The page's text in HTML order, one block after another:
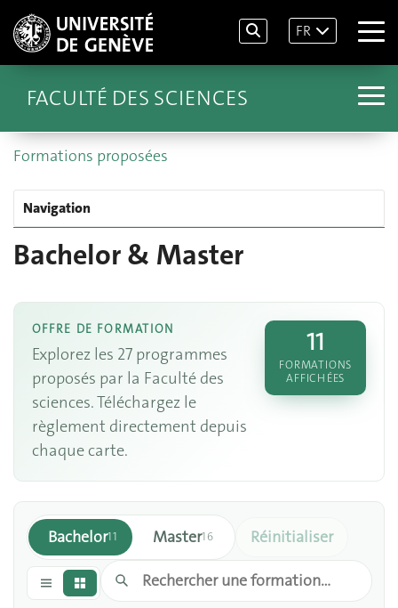
FR
FACULTÉ DES SCIENCES
Formations proposées
Navigation
Bachelor & Master
OFFRE DE FORMATION
Explorez les 27 programmes
proposés par la Faculté des
sciences. Téléchargez le
règlement directement depuis
chaque carte.
11
FORMATIONS
AFFICHÉES
Bachelor11 Master16 Réinitialiser